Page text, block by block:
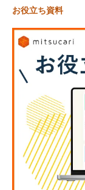
お役立ち資料